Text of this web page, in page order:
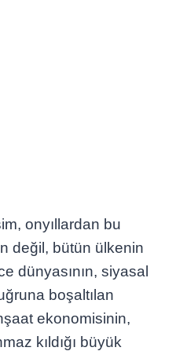
onyıllardan bu
değil, bütün ülkenin
dünyasının, siyasal
boşaltılan
ekonomisinin,
kıldığı büyük